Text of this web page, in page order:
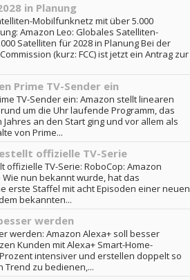
in Planung
Mobilfunknetz mit über 5.000
Amazon Leo: Globales Satelliten-
Satelliten für 2028 in Planung Bei der
(kurz: FCC) ist jetzt ein Antrag zur
Prime TV-Sender ein
TV-Sender ein: Amazon stellt linearen
um die Uhr laufende Programm, das
an den Start ging und vor allem als
von Prime...
offizielle TV-Serie
offizielle TV-Serie: RoboCop: Amazon
nun bekannt wurde, hat das
erste Staffel mit acht Episoden einer neuen
bekannten...
werden
werden: Amazon Alexa+ soll besser
Kunden mit Alexa+ Smart-Home-
intensiver und erstellen doppelt so
Trend zu bedienen,...